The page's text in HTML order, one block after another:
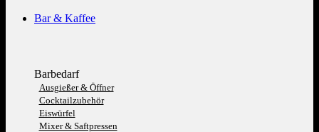
Bar & Kaffee
Barbedarf
Ausgießer & Öffner
Cocktailzubehör
Eiswürfel
Mixer & Saftpressen